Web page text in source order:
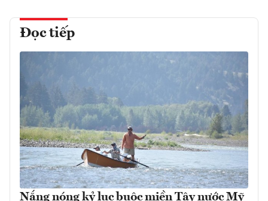
Đọc tiếp
Nắng nóng kỷ lục buộc miền Tây nước Mỹ